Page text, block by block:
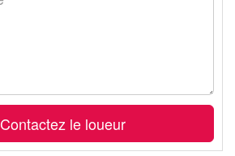
Contactez le loueur